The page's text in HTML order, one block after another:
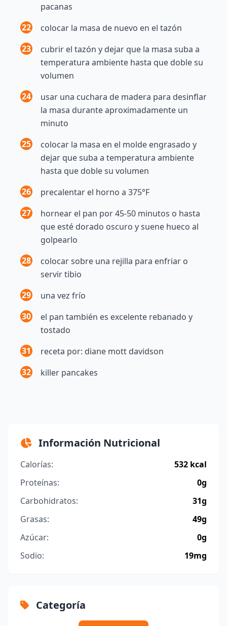
pacanas
22
colocar la masa de nuevo en el tazón
23
cubrir el tazón y dejar que la masa suba a
temperatura ambiente hasta que doble su
volumen
24
usar una cuchara de madera para desinflar
la masa durante aproximadamente un
minuto
25
colocar la masa en el molde engrasado y
dejar que suba a temperatura ambiente
hasta que doble su volumen
26
precalentar el horno a 375°F
27
hornear el pan por 45-50 minutos o hasta
que esté dorado oscuro y suene hueco al
golpearlo
28
colocar sobre una rejilla para enfriar o
servir tibio
29
una vez frío
30
el pan también es excelente rebanado y
tostado
31
receta por: diane mott davidson
32
killer pancakes
Información Nutricional
Calorías:
532 kcal
Proteínas:
0g
Carbohidratos:
31g
Grasas:
49g
Azúcar:
0g
Sodio:
19mg
Categoría